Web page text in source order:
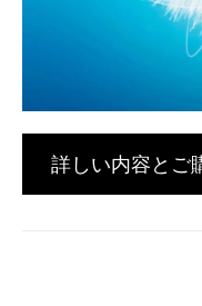
詳しい内容とご